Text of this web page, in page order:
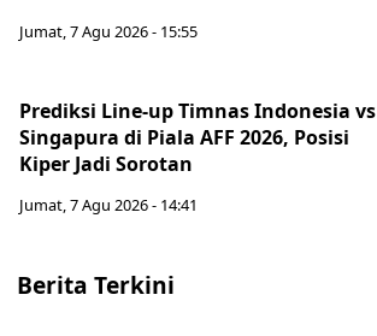
Jumat, 7 Agu 2026 - 15:55
Prediksi Line-up Timnas Indonesia vs
Singapura di Piala AFF 2026, Posisi
Kiper Jadi Sorotan
Jumat, 7 Agu 2026 - 14:41
Berita Terkini